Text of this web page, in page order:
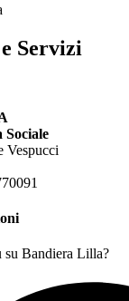
Servizi
Sociale
Vespucci
su Bandiera Lilla?